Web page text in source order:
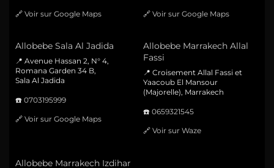
🔗 Voir sur Google Maps 🔗 Voir sur Google Maps
Allobebe Sala Al Jadida
📍 Avenue Hassan 2, N° 4,
Romana Garden 34 B,
Sala Al Jadida
☎️ 0703195999
🔗 Voir sur Google Maps
Allobebe Marrakech Allal
Fassi
📍 Croisement Allal Fassi et
Yaacoub El Mansour
(Majorelle), Marrakech
☎️ 0659321545
🔗 Voir sur Waze
Allobebe Marrakech Izdihar